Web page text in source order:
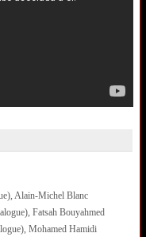
Alain-Michel Blanc
Fatsah Bouyahmed
Mohamed Hamidi